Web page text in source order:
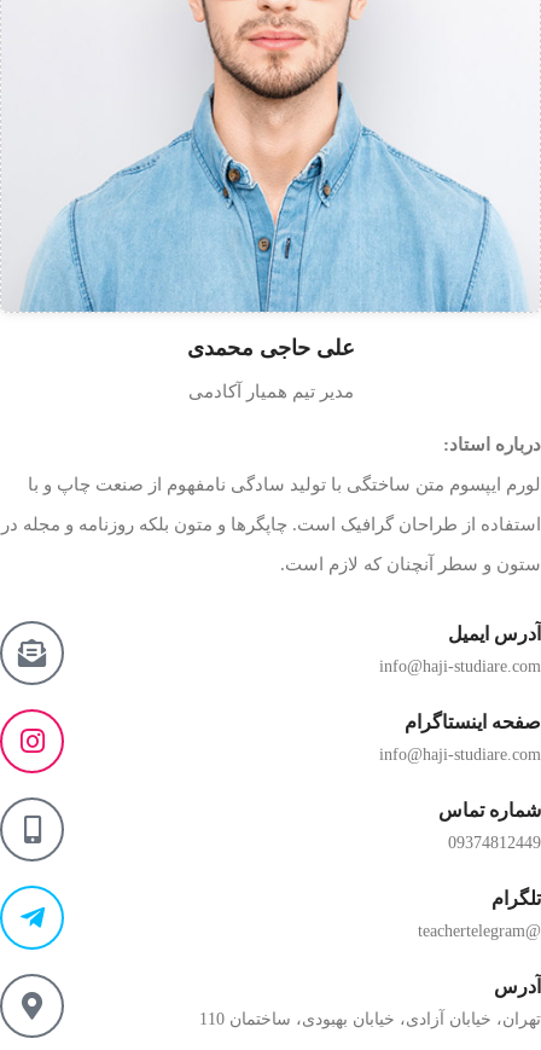
علی حاجی محمدی
مدیر تیم همیار آکادمی
درباره استاد:
لورم ایپسوم متن ساختگی با تولید سادگی نامفهوم از صنعت چاپ و با
استفاده از طراحان گرافیک است. چاپگرها و متون بلکه روزنامه و مجله در
ستون و سطر آنچنان که لازم است.
آدرس ایمیل
info@haji-studiare.com
صفحه اینستاگرام
info@haji-studiare.com
شماره تماس
09374812449
تلگرام
@teachertelegram
آدرس
تهران، خیابان آزادی، خیابان بهبودی، ساختمان 110